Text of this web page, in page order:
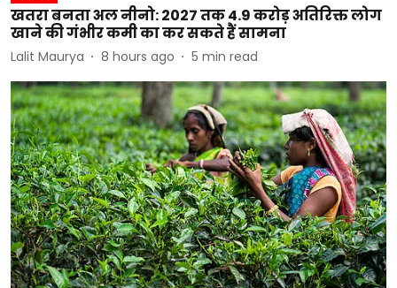
खतरा बनता अल नीनो: 2027 तक 4.9 करोड़ अतिरिक्त लोग
खाने की गंभीर कमी का कर सकते हैं सामना
Lalit Maurya 8 hours ago 5 min read